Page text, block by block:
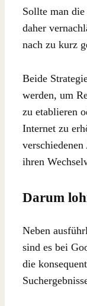
Sollte man
daher
nach zu kurz
Beide
werden, um
zu etablieren
Internet zu
ihren
Darum
Neben
sind es bei
die